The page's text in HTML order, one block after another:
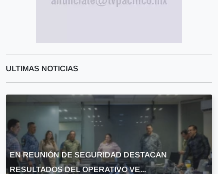
ULTIMAS NOTICIAS
EN REUNIÓN DE SEGURIDAD DESTACAN
RESULTADOS DEL OPERATIVO VE...